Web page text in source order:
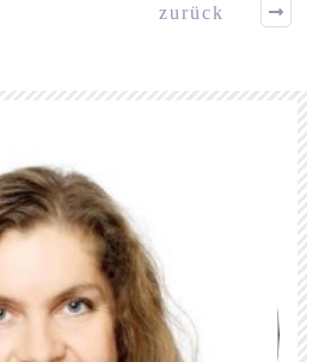
zurück